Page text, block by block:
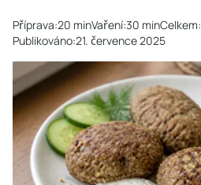
Příprava:20 minVaření:30 minCelkem:
Publikováno:21. července 2025